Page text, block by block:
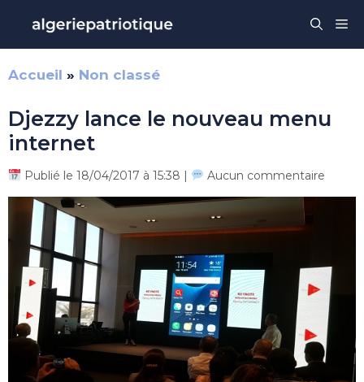
contenu
Accueil » Non classé
Djezzy lance le nouveau menu
internet
Publié le 18/04/2017 à 15:38 | Aucun commentaire